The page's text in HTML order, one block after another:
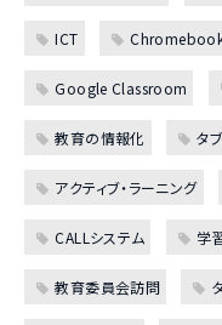
ICT
Google Classroom
教育の情報化 タ
アクティブ・ラーニング
CALLシステム 学
教育委員会訪問